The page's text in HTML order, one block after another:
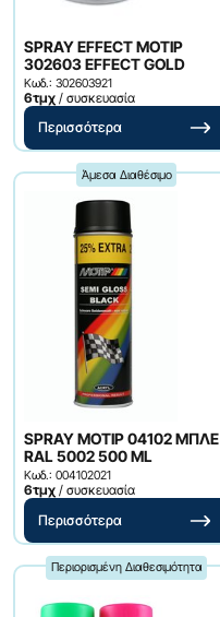
SPRAY EFFECT MOTIP
302603 EFFECT GOLD
Κωδ.: 302603921
6τμχ / συσκευασία
Περισσότερα
Άμεσα Διαθέσιμο
SPRAY ΜΟΤΙΡ 04102 ΜΠΛΕ
RAL 5002 500 ML
Κωδ.: 004102021
6τμχ / συσκευασία
Περισσότερα
Περιορισμένη Διαθεσιμότητα